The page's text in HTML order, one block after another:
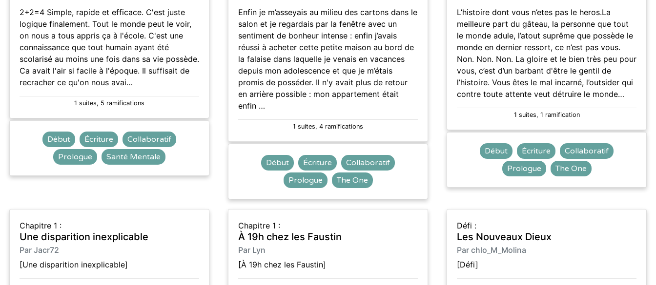
2+2=4 Simple, rapide et efficace. C'est juste
logique finalement. Tout le monde peut le voir,
on nous a tous appris ça à l'école. C'est une
connaissance que tout humain ayant été
scolarisé au moins une fois dans sa vie possède.
Ca avait l'air si facile à l'époque. Il suffisait de
recracher ce qu'on nous avai…
1 suites, 5 ramifications
Début Écriture
Collaboratif
Prologue
Santé Mentale
Enfin je m’asseyais au milieu des cartons dans le
salon et je regardais par la fenêtre avec un
sentiment de bonheur intense : enfin j’avais
réussi à acheter cette petite maison au bord de
la falaise dans laquelle je venais en vacances
depuis mon adolescence et que je m’étais
promis de posséder. Il n'y avait plus de retour
en arrière possible : mon appartement était
enfin …
1 suites, 4 ramifications
Début Écriture
Collaboratif
Prologue
The One
L’histoire dont vous n’etes pas le heros.La
meilleure part du gâteau, la personne que tout
le monde adule, l’atout suprême que possède le
monde en dernier ressort, ce n’est pas vous.
Non. Non. Non. La gloire et le bien très peu pour
vous, c’est d’un barbant d'être le gentil de
l’histoire. Vous êtes le mal incarné, l’outsider qui
contre toute attente veut détruire le monde…
1 suites, 1 ramification
Début Écriture
Collaboratif
Prologue
The One
Chapitre 1 :
Une disparition inexplicable
Par Jacr72
[Une disparition inexplicable]
Chapitre 1 :
À 19h chez les Faustin
Par Lyn
[À 19h chez les Faustin]
Défi :
Les Nouveaux Dieux
Par chlo_M_Molina
[Défi]